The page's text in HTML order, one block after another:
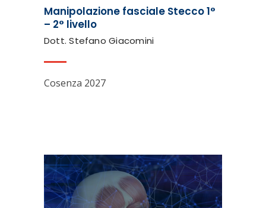
Manipolazione fasciale Stecco 1°
– 2° livello
Dott. Stefano Giacomini
Cosenza 2027